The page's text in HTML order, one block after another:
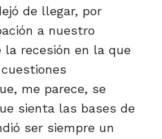
de llegar, por
a nuestro
la recesión en la que
me parece, se
sienta las bases de
ser siempre un